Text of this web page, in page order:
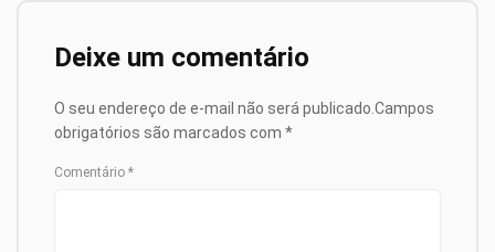
Deixe um comentário
O seu endereço de e-mail não será publicado. Campos
obrigatórios são marcados com *
Comentário *